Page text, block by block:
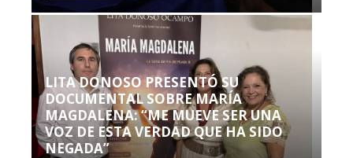
LITA DONOSO PRESENTÓ SU
DOCUMENTAL SOBRE MARÍA
MAGDALENA: “ME MUEVE SER UNA
VOZ DE ESTA VERDAD QUE HA SIDO
NEGADA”